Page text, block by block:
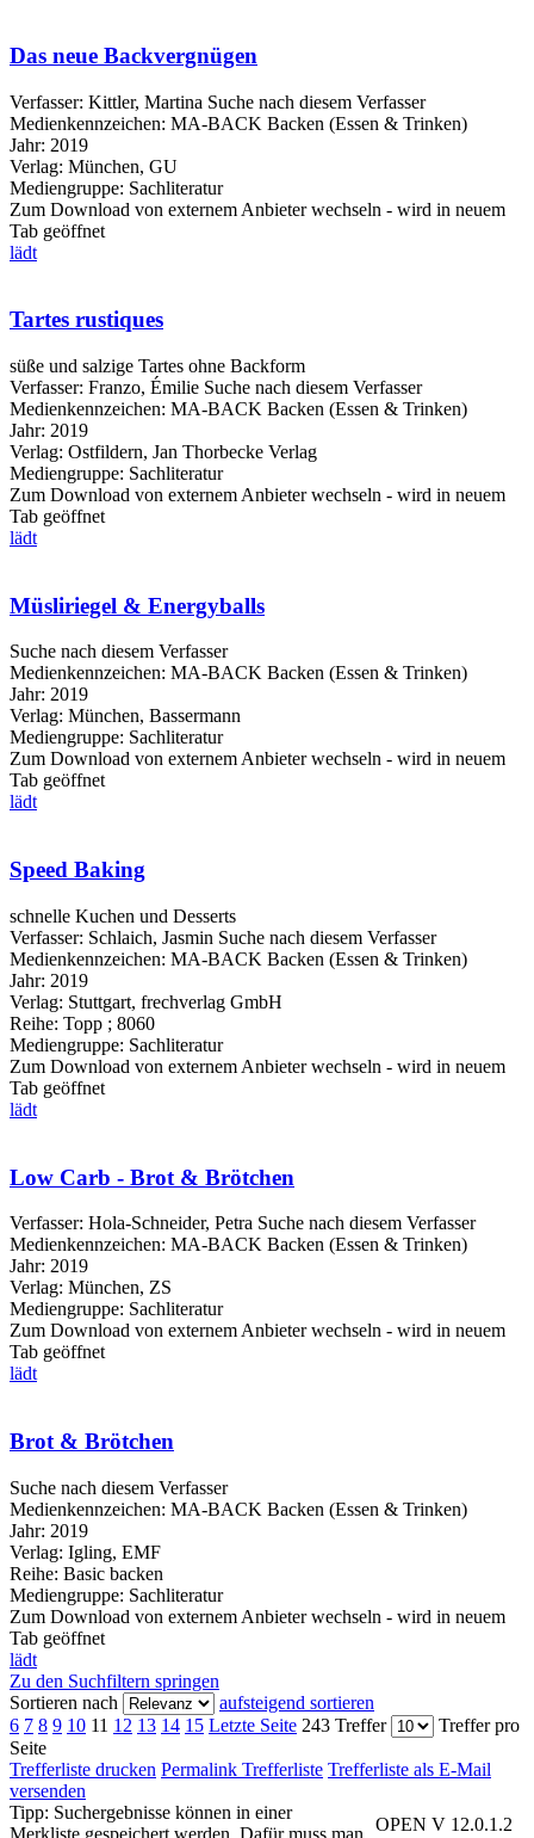
Das neue Backvergnügen
Verfasser: Kittler, Martina Suche nach diesem Verfasser
Medienkennzeichen: MA-BACK Backen (Essen & Trinken)
Jahr: 2019
Verlag: München, GU
Mediengruppe: Sachliteratur
Zum Download von externem Anbieter wechseln - wird in neuem
Tab geöffnet
lädt
Tartes rustiques
süße und salzige Tartes ohne Backform
Verfasser: Franzo, Émilie Suche nach diesem Verfasser
Medienkennzeichen: MA-BACK Backen (Essen & Trinken)
Jahr: 2019
Verlag: Ostfildern, Jan Thorbecke Verlag
Mediengruppe: Sachliteratur
Zum Download von externem Anbieter wechseln - wird in neuem
Tab geöffnet
lädt
Müsliriegel & Energyballs
Suche nach diesem Verfasser
Medienkennzeichen: MA-BACK Backen (Essen & Trinken)
Jahr: 2019
Verlag: München, Bassermann
Mediengruppe: Sachliteratur
Zum Download von externem Anbieter wechseln - wird in neuem
Tab geöffnet
lädt
Speed Baking
schnelle Kuchen und Desserts
Verfasser: Schlaich, Jasmin Suche nach diesem Verfasser
Medienkennzeichen: MA-BACK Backen (Essen & Trinken)
Jahr: 2019
Verlag: Stuttgart, frechverlag GmbH
Reihe: Topp ; 8060
Mediengruppe: Sachliteratur
Zum Download von externem Anbieter wechseln - wird in neuem
Tab geöffnet
lädt
Low Carb - Brot & Brötchen
Verfasser: Hola-Schneider, Petra Suche nach diesem Verfasser
Medienkennzeichen: MA-BACK Backen (Essen & Trinken)
Jahr: 2019
Verlag: München, ZS
Mediengruppe: Sachliteratur
Zum Download von externem Anbieter wechseln - wird in neuem
Tab geöffnet
lädt
Brot & Brötchen
Suche nach diesem Verfasser
Medienkennzeichen: MA-BACK Backen (Essen & Trinken)
Jahr: 2019
Verlag: Igling, EMF
Reihe: Basic backen
Mediengruppe: Sachliteratur
Zum Download von externem Anbieter wechseln - wird in neuem
Tab geöffnet
lädt
Zu den Suchfiltern springen
Sortieren nach
aufsteigend sortieren
6 7 8 9 10 11 12 13 14 15 Letzte Seite 243 Treffer
Treffer pro
Seite
Trefferliste drucken Permalink Trefferliste Trefferliste als E-Mail
versenden
OPEN V 12.0.1.2
Tipp: Suchergebnisse können in einer
Merkliste gespeichert werden. Dafür muss man